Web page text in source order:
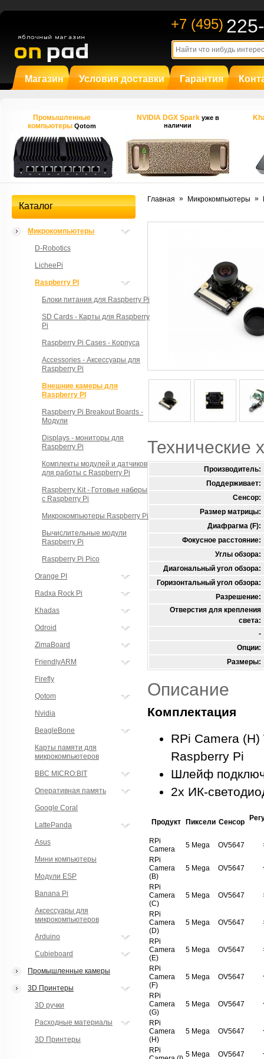
+7 (495)
Магазин Условия доставки Гарантия
Промышленные
компьютерыQotom
NVIDIA DGX Spark уже в
наличии
Каталог
Микрокомпьютеры
D-Robotics
LicheePi
Raspberry PI
Блоки питания для Raspberry Pi
SD Cards - Карты для Raspberry
Pi
Raspberry Pi Cases - Корпуса
Accessories - Аксессуары для
Raspberry Pi
Внешние камеры для
Raspberry PI
Raspberry Pi Breakout Boards -
Модули
Displays - мониторы для
Raspberry Pi
Комплекты модулей и датчиков
для работы с Raspberry Pi
Raspberry Kit - Готовые наборы
с Raspberry Pi
Микрокомпьютеры Raspberry Pi
Вычислительные модули
Raspberry Pi
Raspberry Pi Pico
Orange PI
Radxa Rock Pi
Khadas
Odroid
ZimaBoard
FriendlyARM
Firefly
Qotom
Nvidia
BeagleBone
Карты памяти для
микрокомпьютеров
BBC MICRO:BIT
Оперативная память
Google Coral
LattePanda
Asus
Мини компьютеры
Модули ESP
Banana Pi
Аксессуары для
микрокомпьютеров
Arduino
Cubieboard
Промышленные камеры
3D Принтеры
3D ручки
Расходные материалы
3D Принтеры
Главная » Микрокомпьютеры »
Технические
Производитель:
Поддерживает:
Сенсор:
Размер матрицы:
Диафрагма (F):
Фокусное расстояние:
Углы обзора:
Диагональный угол обзора:
Горизонтальный угол обзора:
Разрешение:
Отверстия для крепления
света:
-
Опции:
Размеры:
Описание
Комплектация
RPi Camera
Raspberry Pi
Шлейф
2x ИК-
Продукт Пиксели Сенсор
RPi
Camera
5 Mega OV5647
RPi
Camera
(B)
5 Mega OV5647
RPi
Camera
(C)
5 Mega OV5647
RPi
Camera
(D)
5 Mega OV5647
RPi
Camera
(E)
5 Mega OV5647
RPi
Camera
(F)
5 Mega OV5647
RPi
Camera
(G)
5 Mega OV5647
RPi
Camera
(H)
5 Mega OV5647
RPi
5 Mega OV5647